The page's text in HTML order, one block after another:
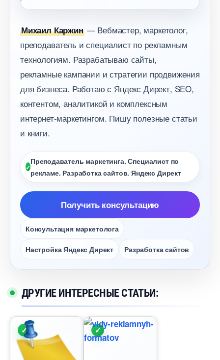
Михаил Каржин— Вебмастер, маркетолог,
преподаватель и специалист по рекламным
технологиям. Разрабатываю сайты,
рекламные кампании и стратегии продвижения
для бизнеса. Работаю с Яндекс Директ, SEO,
контентом, аналитикой и комплексным
интернет-маркетингом. Пишу полезные статьи
и книги.
Преподаватель маркетинга. Специалист по
рекламе. Разработка сайтов. Яндекс Директ
Получить консультацию
Консультация маркетолога
Настройка Яндекс Директ Разработка сайто
ДРУГИЕ ИНТЕРЕСНЫЕ СТАТЬИ: